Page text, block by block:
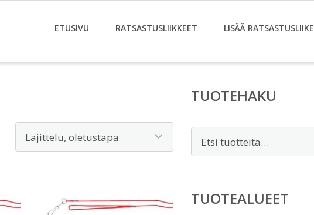
ETUSIVU RATSASTUSLIIKKEET LISÄÄ RATSASTUSLIIKE
TUOTEHAKU
TUOTEALUEET